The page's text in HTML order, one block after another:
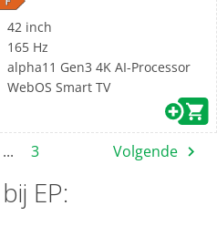
42 inch
165 Hz
alpha11 Gen3 4K AI-Processor
WebOS Smart TV
... 3 Volgende
EP: